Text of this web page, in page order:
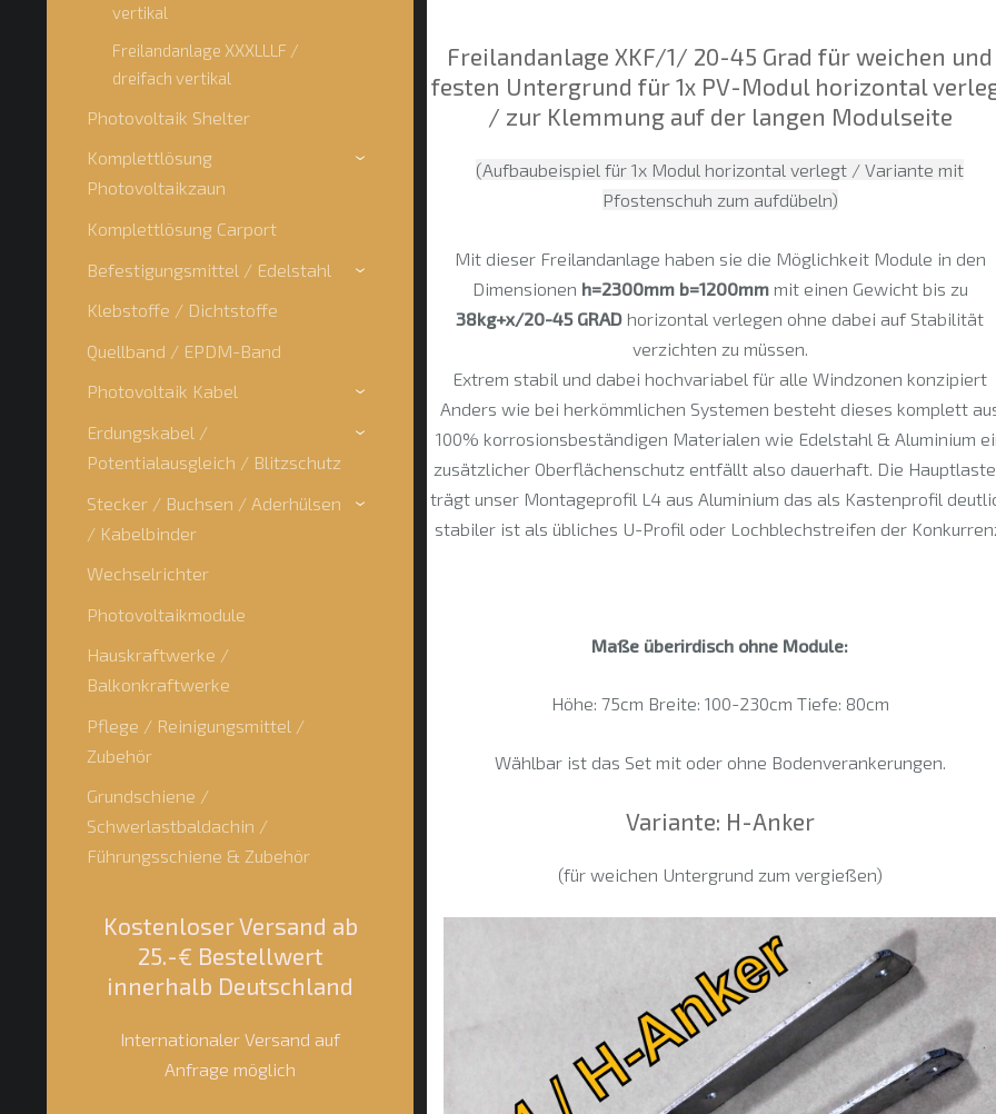
vertikal
Freilandanlage XXXLLLF /
dreifach vertikal
Photovoltaik Shelter
Komplettlösung
Photovoltaikzaun
›
Komplettlösung Carport
Befestigungsmittel / Edelstahl
›
Klebstoffe / Dichtstoffe
Quellband / EPDM-Band
Photovoltaik Kabel
›
Erdungskabel /
Potentialausgleich / Blitzschutz
›
Stecker / Buchsen / Aderhülsen
/ Kabelbinder
›
Wechselrichter
Photovoltaikmodule
Hauskraftwerke /
Balkonkraftwerke
Pflege / Reinigungsmittel /
Zubehör
Grundschiene /
Schwerlastbaldachin /
Führungsschiene & Zubehör
Kostenloser Versand ab
25.-€ Bestellwert
innerhalb Deutschland
Internationaler Versand auf
Anfrage möglich
Freilandanlage XKF/1/ 20-45 Grad für weichen und
festen Untergrund für 1x PV-Modul horizontal
/ zur Klemmung auf der langen Modulseite
(Aufbaubeispiel für 1x Modul horizontal verlegt / Variante mit
Pfostenschuh zum aufdübeln)
Mit dieser Freilandanlage haben sie die Möglichkeit Module in den
Dimensionen h=2300mm b=1200mm mit einen Gewicht bis zu
38kg+x/20-45 GRAD horizontal verlegen ohne dabei auf Stabilität
verzichten zu müssen.
Extrem stabil und dabei hochvariabel für alle Windzonen konzipiert
Anders wie bei herkömmlichen Systemen besteht dieses komplett
100% korrosionsbeständigen Materialen wie Edelstahl & Aluminium
zusätzlicher Oberflächenschutz entfällt also dauerhaft. Die
trägt unser Montageprofil L4 aus Aluminium das als Kastenprofil
stabiler ist als übliches U-Profil oder Lochblechstreifen der
Maße überirdisch ohne Module:
Höhe: 75cm Breite: 100-230cm Tiefe: 80cm
Wählbar ist das Set mit oder ohne Bodenverankerungen.
Variante: H-Anker
(für weichen Untergrund zum vergießen)